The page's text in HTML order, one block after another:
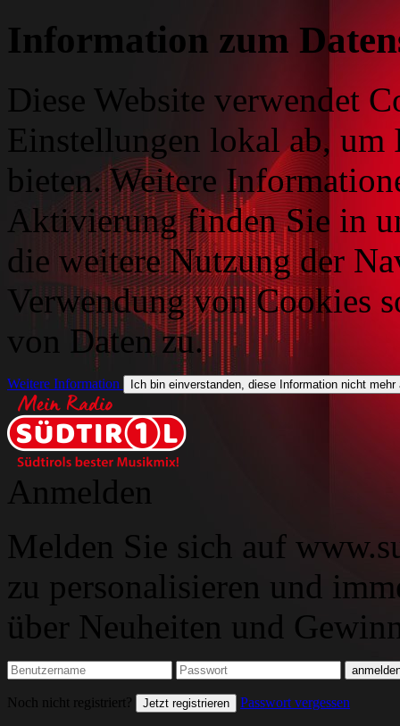
Information zum
Diese Website verwendet
Einstellungen lokal ab, um
bieten. Weitere
Aktivierung finden Sie in
die weitere Nutzung der
Verwendung von Cookies
von Daten zu.
Weitere Information Ich bin einverstanden, diese Information nicht mehr
Anmelden
Melden Sie sich auf
zu personalisieren und
über Neuheiten und
Noch nicht registriert? Jetzt registrieren Passwort vergessen